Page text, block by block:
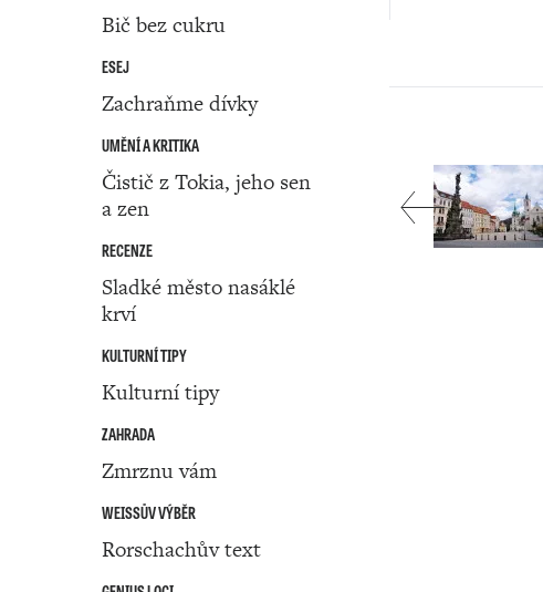
Bič bez cukru
ESEJ
Zachraňme dívky
UMĚNÍ A KRITIKA
Čistič z Tokia, jeho sen
a zen
RECENZE
Sladké město nasáklé
krví
KULTURNÍ TIPY
Kulturní tipy
ZAHRADA
Zmrznu vám
WEISSŮV VÝBĚR
Rorschachův text